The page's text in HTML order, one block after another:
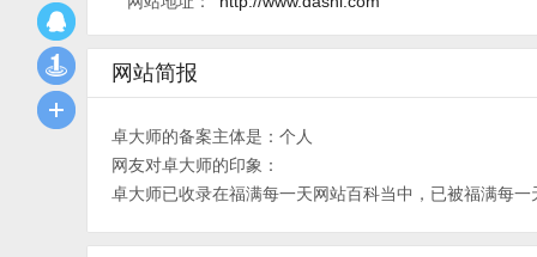
网站简报
卓大师的备案主体是：个人
网友对卓大师的印象：
卓大师已收录在福满每一天网站百科当中，已被福满每一